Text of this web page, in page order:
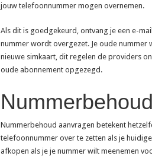
jouw telefoonnummer mogen overnemen.
Als dit is goedgekeurd, ontvang je een e-
nummer wordt overgezet. Je oude nummer
nieuwe simkaart, dit regelen de providers
oude abonnement opgezegd.
Nummerbehoud aanvragen betekent
telefoonnummer over te zetten als je
afkopen als je je nummer wilt meenemen